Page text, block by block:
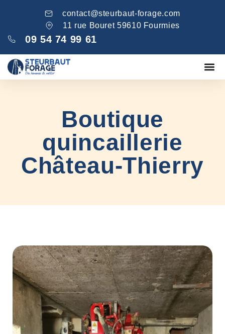
contact@steurbaut-forage.com
11 rue Bouret 59610 Fourmies
09 54 74 99 61
Boutique
quincaillerie
Château-Thierry